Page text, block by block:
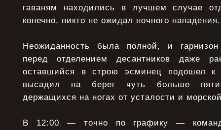
гаваням находились в лучшем случае
конечно, никто не ожидал ночного нападения.
Неожиданность была полной, и
перед отделением десантников даже
оставшийся в строю эсминец подошел к
высадил на берег чуть больше
держащихся на ногах от усталости и
В 12:00 — точно по графику —